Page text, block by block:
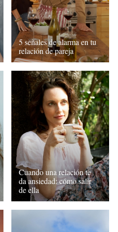
5 señales de alarma en tu
relación de pareja
Cuando una relación te
da ansiedad: cómo salir
de ella